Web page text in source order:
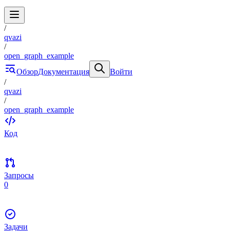
/
qvazi
/
open_graph_example
ОбзорДокументация
Войти
/
qvazi
/
open_graph_example
Код
Запросы
0
Задачи